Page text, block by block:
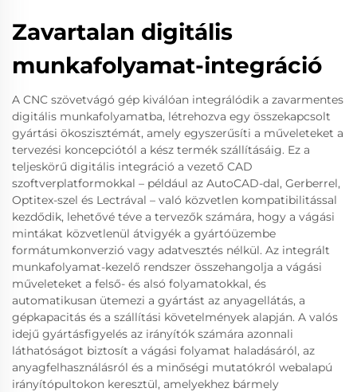
Zavartalan digitális
munkafolyamat-integráció
A CNC szövetvágó gép kiválóan integrálódik a zavarmentes
digitális munkafolyamatba, létrehozva egy összekapcsolt
gyártási ökoszisztémát, amely egyszerűsíti a műveleteket a
tervezési koncepciótól a kész termék szállításáig. Ez a
teljeskörű digitális integráció a vezető CAD
szoftverplatformokkal – például az AutoCAD-dal, Gerberrel,
Optitex-szel és Lectrával – való közvetlen kompatibilitással
kezdődik, lehetővé téve a tervezők számára, hogy a vágási
mintákat közvetlenül átvigyék a gyártóüzembe
formátumkonverzió vagy adatvesztés nélkül. Az integrált
munkafolyamat-kezelő rendszer összehangolja a vágási
műveleteket a felső- és alsó folyamatokkal, és
automatikusan ütemezi a gyártást az anyagellátás, a
gépkapacitás és a szállítási követelmények alapján. A valós
idejű gyártásfigyelés az irányítók számára azonnali
láthatóságot biztosít a vágási folyamat haladásáról, az
anyagfelhasználásról és a minőségi mutatókról webalapú
irányítópultokon keresztül, amelyekhez bármely